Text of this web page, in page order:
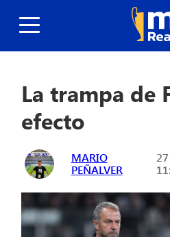
La trampa de
efecto
MARIO
PEÑALVER